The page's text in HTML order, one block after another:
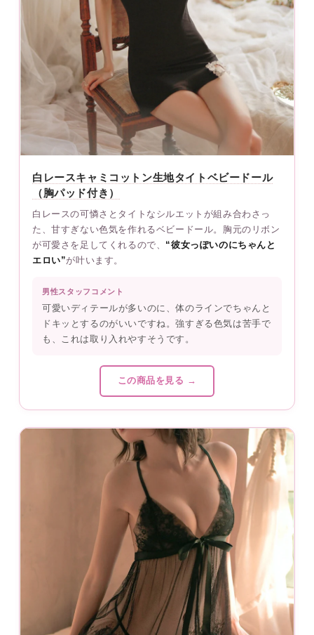
白レースキャミコットン生地タイトベビードール
（胸パッド付き）
白レースの可憐さとタイトなシルエットが組み合わさっ
た、甘すぎない色気を作れるベビードール。胸元のリボン
が可愛さを足してくれるので、 “彼女っぽいのにちゃんと
エロい”が叶います。
男性スタッフコメント
可愛いディテールが多いのに、体のラインでちゃんと
ドキッとするのがいいですね。強すぎる色気は苦手で
も、これは取り入れやすそうです。
この商品を見る →